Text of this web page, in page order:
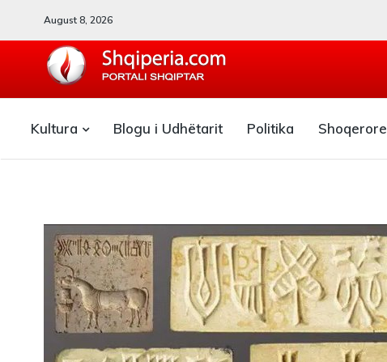
August 8, 2026
Kultura Blogu i Udhëtarit Politika Shoqerore